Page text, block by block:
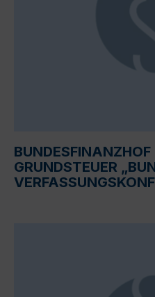
BUNDESFINANZHOF
GRUNDSTEUER